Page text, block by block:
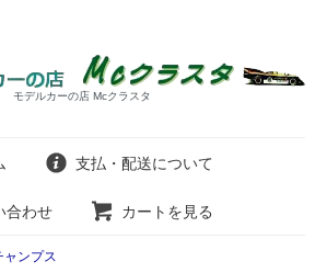
モデルカーの店 Mcクラスタ
支払・配送について
合わせ カートを見る
ャンプス